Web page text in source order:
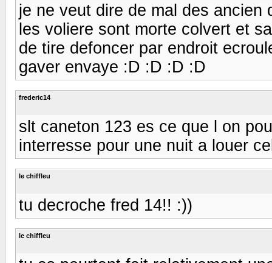
je ne veut dire de mal des ancien
les voliere sont morte colvert et
de tire defoncer par endroit
gaver envaye :D :D :D :D
frederic14
slt caneton 123 es ce que l on
interresse pour une nuit a louer
le chiffleu
tu decroche fred 14!! :))
le chiffleu